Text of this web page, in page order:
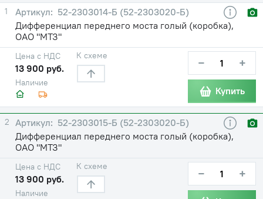
1
52-2303014-Б (52-2303020-Б)
Дифференциал переднего моста голый (коробка),
ОАО "МТЗ"
Наличие
Цена с НДС
13 900 руб.
К схеме − +
Купить
2
52-2303015-Б (52-2303020-Б)
Дифференциал переднего моста голый (коробка),
ОАО "МТЗ"
Наличие
Цена с НДС
13 900 руб.
К схеме − +